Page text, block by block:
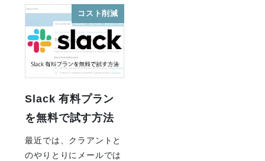
コスト削減
Slack 有料プラン
を無料で試す方法
最近では、クラアントと
のやりとりにメールでは